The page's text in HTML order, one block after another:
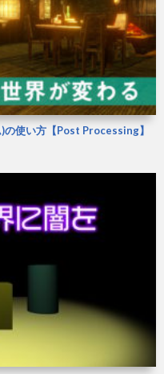
の使い方【Post Processing】